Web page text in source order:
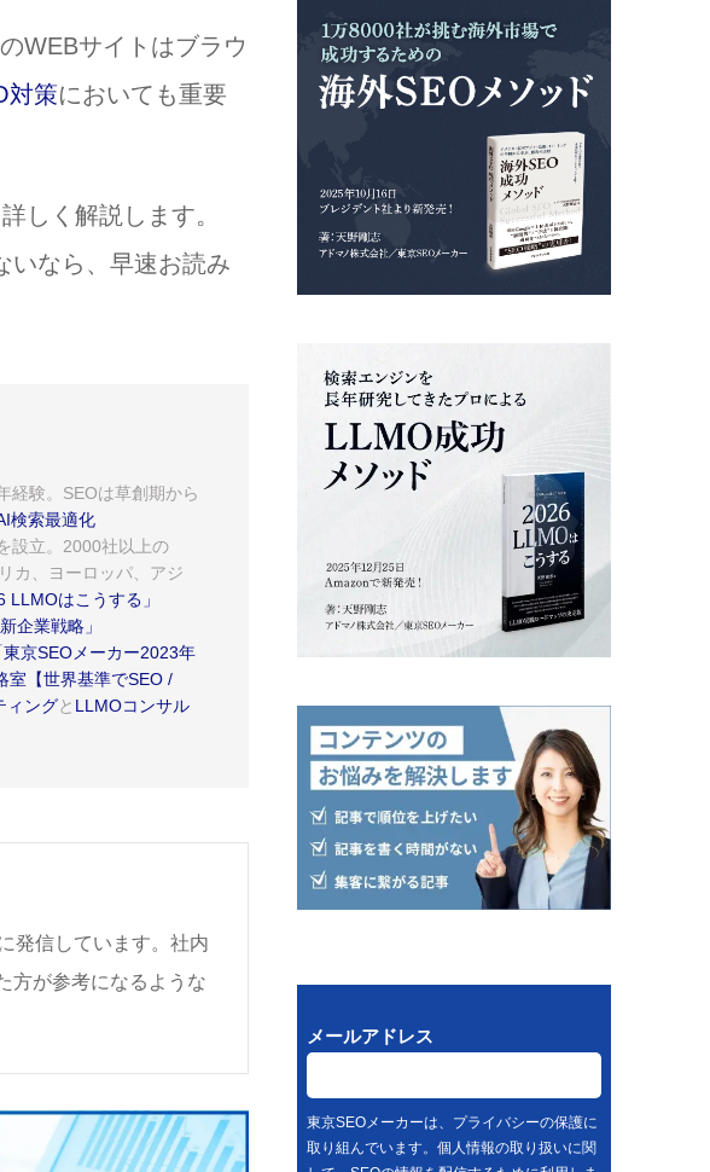
WEBサイトはブラウ
対策においても重要
しく解説します。
いなら、早速お読み
経験。SEOは草創期から
検索最適化
設立。2000社以上の
カ、ヨーロッパ、アジ
LLMOはこうする」
企業戦略」
東京SEOメーカー2023年
室【世界基準でSEO /
ィングと LLMOコンサル
発信しています。社内
方が参考になるような
メールアドレス
東京SEOメーカーは、プライバシーの保護に
取り組んでいます。個人情報の取り扱いに関